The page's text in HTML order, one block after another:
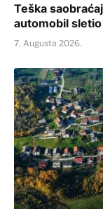
Teška
automobil
7. Augusta 2026.